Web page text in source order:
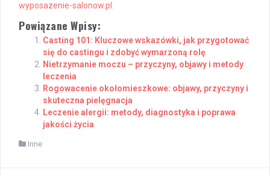
wyposazenie-salonow.pl
Powiązane Wpisy:
Casting 101: Kluczowe wskazówki, jak przygotować
się do castingu i zdobyć wymarzoną rolę
Nietrzymanie moczu – przyczyny, objawy i metody
leczenia
Rogowacenie okołomieszkowe: objawy, przyczyny i
skuteczna pielęgnacja
Leczenie alergii: metody, diagnostyka i poprawa
jakości życia
Inne